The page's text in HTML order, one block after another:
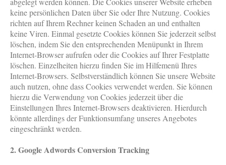
keine persönlichen Daten über Sie oder Ihre Nutzung. Cookies
richten auf Ihrem Rechner keinen Schaden an und enthalten
keine Viren. Einmal gesetzte Cookies können Sie jederzeit selbst
löschen, indem Sie den entsprechenden Menüpunkt in Ihrem
Internet-Browser aufrufen oder die Cookies auf Ihrer Festplatte
löschen. Einzelheiten hierzu finden Sie im Hilfemenü Ihres
Internet-Browsers. Selbstverständlich können Sie unsere Website
auch nutzen, ohne dass Cookies verwendet werden. Sie können
hierzu die Verwendung von Cookies jederzeit über die
Einstellungen Ihres Internet-Browsers deaktivieren. Hierdurch
könnte allerdings der Funktionsumfang unseres Angebotes
eingeschränkt werden.
2. Google Adwords Conversion Tracking